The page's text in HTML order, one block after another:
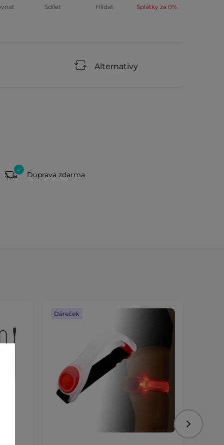
Sdílet Hlídat Splátky za 0%
Alternativy
Doprava zdarma
Dáreček